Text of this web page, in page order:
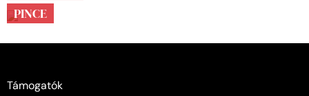
PINCE
Támogatók